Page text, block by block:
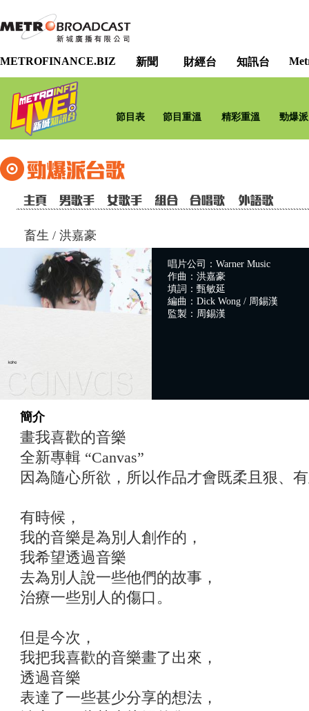
METROFINANCE.BIZ 新聞 財經台 知訊台
節目表 節目重溫 精彩重溫 勁爆
畜生 / 洪嘉豪
唱片公司：Warner Music
作曲：洪嘉豪
填詞：甄敏延
編曲：Dick Wong / 周錫漢
監製：周錫漢
簡介
畫我喜歡的音樂
全新專輯 “Canvas”
因為隨心所欲，所以作品才會既柔且狠、
有時候，
我的音樂是為別人創作的，
我希望透過音樂
去為別人說一些他們的故事，
治療一些別人的傷口。
但是今次，
我把我喜歡的音樂畫了出來，
透過音樂
表達了一些甚少分享的想法，